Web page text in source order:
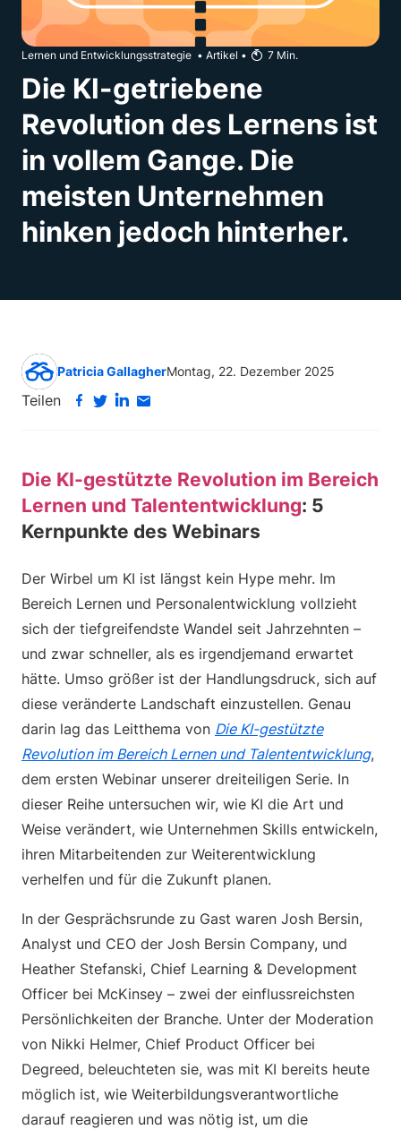
Lernen und Entwicklungsstrategie • Artikel • 7 Min.
Die KI-getriebene
Revolution des Lernens ist
in vollem Gange. Die
meisten Unternehmen
hinken jedoch hinterher.
Patricia GallagherMontag, 22. Dezember 2025
Teilen
Die KI-gestützte Revolution im Bereich
Lernen und Talententwicklung: 5
Kernpunkte des Webinars
Der Wirbel um KI ist längst kein Hype mehr. Im
Bereich Lernen und Personalentwicklung vollzieht
sich der tiefgreifendste Wandel seit Jahrzehnten –
und zwar schneller, als es irgendjemand erwartet
hätte. Umso größer ist der Handlungsdruck, sich auf
diese veränderte Landschaft einzustellen. Genau
darin lag das Leitthema von Die KI-gestützte
Revolution im Bereich Lernen und Talententwicklung,
dem ersten Webinar unserer dreiteiligen Serie. In
dieser Reihe untersuchen wir, wie KI die Art und
Weise verändert, wie Unternehmen Skills entwickeln,
ihren Mitarbeitenden zur Weiterentwicklung
verhelfen und für die Zukunft planen.
In der Gesprächsrunde zu Gast waren Josh Bersin,
Analyst und CEO der Josh Bersin Company, und
Heather Stefanski, Chief Learning & Development
Officer bei McKinsey – zwei der einflussreichsten
Persönlichkeiten der Branche. Unter der Moderation
von Nikki Helmer, Chief Product Officer bei
Degreed, beleuchteten sie, was mit KI bereits heute
möglich ist, wie Weiterbildungsverantwortliche
darauf reagieren und was nötig ist, um die